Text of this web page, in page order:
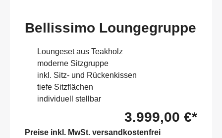
Bellissimo Loungegruppe
Loungeset aus Teakholz
moderne Sitzgruppe
inkl. Sitz- und Rückenkissen
tiefe Sitzflächen
individuell stellbar
3.999,00 €*
Preise inkl. MwSt. versandkostenfrei